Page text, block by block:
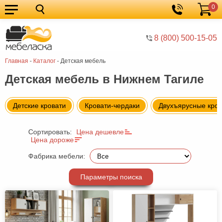
8 (800) 500-15-05
Корзина
0
Главная - Каталог - Детская мебель
Кухонные
гарнитуры
Мебель
для
кухни
Мебель
для
спальни
Кровати
Шкафы
Диваны
Мягкая
мебель
Детская
прихожей
Комоды
Детская мебель в Нижнем Тагиле
Детские кровати Кровати-чердаки Двухъярусные
Сортировать:
Цена дешевле
Цена дороже
Фабрика мебели:
Параметры поиска